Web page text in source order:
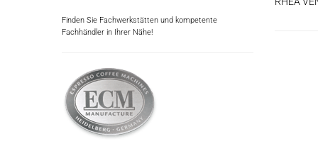
Finden Sie Fachwerkstätten und kompetente
Fachhändler in Ihrer Nähe!